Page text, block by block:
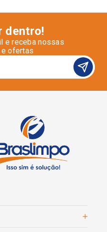
dentro!
e receba nossas
ofertas